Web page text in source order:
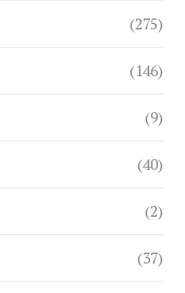
(275)
(146)
(9)
(40)
(2)
(37)